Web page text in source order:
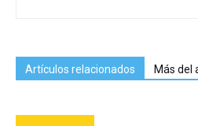
Artículos relacionados Más del